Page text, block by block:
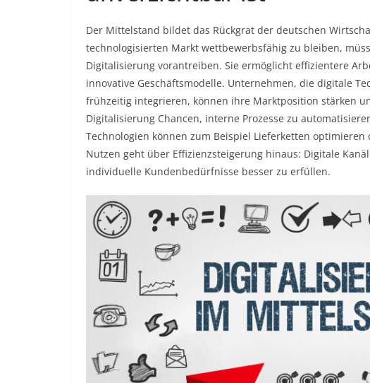
Der Mittelstand bildet das Rückgrat der deutschen
technologisierten Markt wettbewerbsfähig zu bleiben,
Digitalisierung vorantreiben. Sie ermöglicht effizientere
innovative Geschäftsmodelle. Unternehmen, die digitale
frühzeitig integrieren, können ihre Marktposition stärken
Digitalisierung Chancen, interne Prozesse zu
Technologien können zum Beispiel Lieferketten
Nutzen geht über Effizienzsteigerung hinaus: Digitale
individuelle Kundenbedürfnisse besser zu erfüllen.